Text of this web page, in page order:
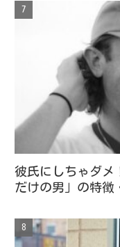
彼氏にしちゃダメ
だけの男」の特徴